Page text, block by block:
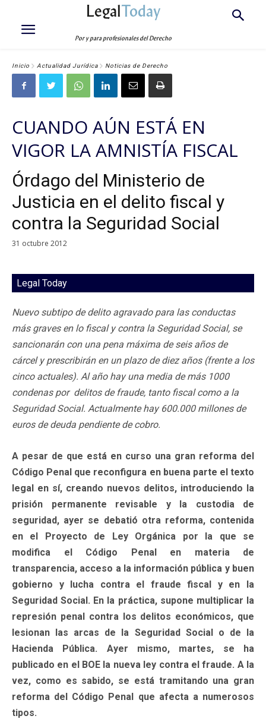
LegalToday
Por y para profesionales del Derecho
Inicio Actualidad Jurídica Noticias de Derecho
CUANDO AÚN ESTÁ EN
VIGOR LA AMNISTÍA FISCAL
Órdago del Ministerio de
Justicia en el delito fiscal y
contra la Seguridad Social
31 octubre 2012
Legal Today
Nuevo subtipo de delito agravado para las conductas
más graves en lo fiscal y contra la Seguridad Social, se
sancionarán con una pena máxima de seis años de
cárcel y prescribirán en un plazo de diez años (frente a los
cinco actuales). Al año hay una media de más 1000
condenas por delitos de fraude, tanto fiscal como a la
Seguridad Social. Actualmente hay 600.000 millones de
euros de deuda pendiente de cobro.
A pesar de que está en curso una gran reforma del
Código Penal que reconfigura en buena parte el texto
legal en sí, creando nuevos delitos, introduciendo la
prisión permanente revisable y la custodia de
seguridad, ayer se debatió otra reforma, contenida
en el Proyecto de Ley Orgánica por la que se
modifica el Código Penal en materia de
transparencia, acceso a la información pública y buen
gobierno y lucha contra el fraude fiscal y en la
Seguridad Social. En la práctica, supone multiplicar la
represión penal contra los delitos económicos, que
lesionan las arcas de la Seguridad Social o de la
Hacienda Pública. Ayer mismo, martes, se ha
publicado en el BOE la nueva ley contra el fraude. A la
vez, como es sabido, se está tramitando una gran
reforma del Código Penal que afecta a numerosos
tipos.